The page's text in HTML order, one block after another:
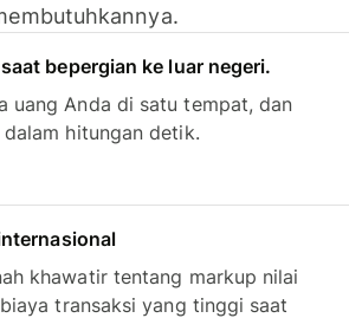
bepergian ke luar negeri.
uang Anda di satu tempat, dan
hitungan detik.
khawatir tentang markup nilai
transaksi yang tinggi saat